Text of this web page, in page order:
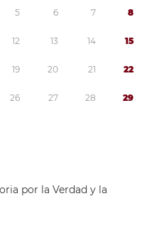
5 6 7 8
12 13 14 15
19 20 21 22
26 27 28 29
por la Verdad y la